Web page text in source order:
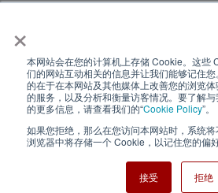
×
本网站会在您的计算机上存储 Cookie。这些
们的网站互动相关的信息并让我们能够记住
的在于在本网站及其他媒体上改善您的浏览
的服务，以及分析和衡量访客情况。要了解
的更多信息，请查看我们的“Cookie Policy”。
如果您拒绝，那么在您访问本网站时，系统
浏览器中将存储一个 Cookie，以记住您的偏
接受 拒绝
隐私政策 使用
Cookie Policy 网站
Nisshinbo Holdings Inc.
Copyright ⓒ Nisshinbo Micro Devices